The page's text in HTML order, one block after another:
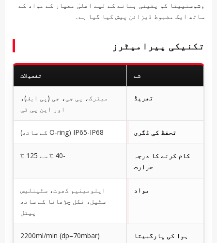
وشوسنییتا کو یقینی بنانے کے لیے اعلیٰ معیار کے مواد کے
ساتھ ایک مضبوط ڈیزائن پیش کیا گیا ہے۔
تکنیکی پیرامیٹرز
شے تفصیلات
تھریڈ
میٹرک، پی جی، جی (پی ایف)،
اور این پی ٹی
تحفظ کی ڈگری IP65-IP68 (O-ring کے ساتھ)
کام کرنے کا درجہ
حرارت
-40 ℃ سے 125 ℃
مواد
ایلومینیم کھوٹ، سٹینلیس
سٹیل، نکل چڑھانا کے ساتھ
پیتل
ہوا کی پارگمیتا 2200ml/min (dp=70mbar)